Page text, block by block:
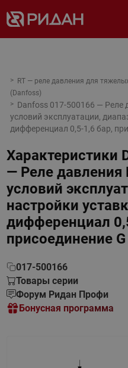
RT — реле давления для
(Danfoss)
Danfoss 017-500166 — Реле
условий эксплуатации,
дифференциал 0,5-1,6 бар,
Характеристики
— Реле давления
условий
настройки
дифференциал
присоединение
017-500166
Товары серии
Форум Ридан Профи
Бонусная программа